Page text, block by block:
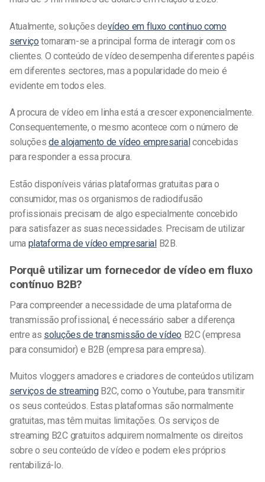
Atualmente, soluções devídeo em fluxo contínuo como
serviço tornaram-se a principal forma de interagir com os
clientes. O conteúdo de vídeo desempenha diferentes papéis
em diferentes sectores, mas a popularidade do meio é
evidente em todos eles.
A procura de vídeo em linha está a crescer exponencialmente.
Consequentemente, o mesmo acontece com o número de
soluçõesde alojamento de vídeo empresarial concebidas
para responder a essa procura.
Estão disponíveis várias plataformas gratuitas para o
consumidor, mas os organismos de radiodifusão
profissionais precisam de algo especialmente concebido
para satisfazer as suas necessidades. Precisam de utilizar
uma plataforma de vídeo empresarial B2B.
Porquê utilizar um fornecedor de vídeo em fluxo
contínuo B2B?
Para compreender a necessidade de uma plataforma de
transmissão profissional, é necessário saber a diferença
entre as soluções de transmissão de vídeo B2C (empresa
para consumidor) e B2B (empresa para empresa).
Muitos vloggers amadores e criadores de conteúdos utilizam
serviços de streamingB2C, como o Youtube, para transmitir
os seus conteúdos. Estas plataformas são normalmente
gratuitas, mas têm muitas limitações. Os serviços de
streaming B2C gratuitos adquirem normalmente os direitos
sobre o seu conteúdo de vídeo e podem eles próprios
rentabilizá-lo.